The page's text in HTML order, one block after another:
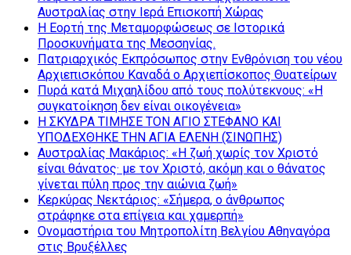
Αυστραλίας στην Ιερά Επισκοπή Χώρας
Η Εορτή της Μεταμορφώσεως σε Ιστορικά
Προσκυνήματα της Μεσσηνίας.
Πατριαρχικός Εκπρόσωπος στην Ενθρόνιση του νέου
Αρχιεπισκόπου Καναδά ο Αρχιεπίσκοπος Θυατείρων
Πυρά κατά Μιχαηλίδου από τους πολύτεκνους: «Η
συγκατοίκηση δεν είναι οικογένεια»
Η ΣΚΥΔΡΑ ΤΙΜΗΣΕ ΤΟΝ ΑΓΙΟ ΣΤΕΦΑΝΟ ΚΑΙ
ΥΠΟΔΕΧΘΗΚΕ ΤΗΝ ΑΓΙΑ ΕΛΕΝΗ (ΣΙΝΩΠΗΣ)
Αυστραλίας Μακάριος: «Η ζωή χωρίς τον Χριστό
είναι θάνατος· με τον Χριστό, ακόμη και ο θάνατος
γίνεται πύλη προς την αιώνια ζωή»
Κερκύρας Νεκτάριος: «Σήμερα, ο άνθρωπος
στράφηκε στα επίγεια και χαμερπή»
Ονομαστήρια του Μητροπολίτη Βελγίου Αθηναγόρα
στις Βρυξέλλες